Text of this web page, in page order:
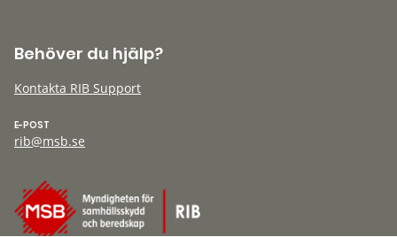
Behöver du hjälp?
Kontakta RIB Support
E-POST
rib@msb.se